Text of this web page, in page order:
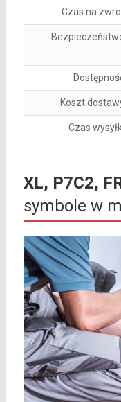
Czas na
Koszt
Czas
XL, P7C2,
symbole w